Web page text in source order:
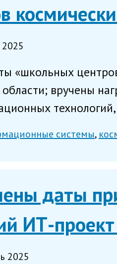
«школьных
области; вручены
системы
даты
ИТ-проект
2025